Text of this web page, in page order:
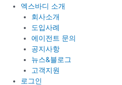
엑스바디 소개
회사소개
도입사례
에이전트 문의
공지사항
뉴스&블로그
고객지원
로그인